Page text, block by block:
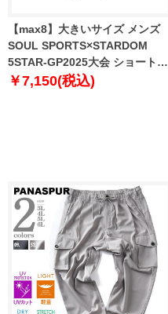
【max8】大きいサイズ メンズ
SOUL SPORTS×STARDOM
5STAR-GP2025大会 ショートパ
ンツ ブラック 1274-5248-1 3L
￥7,150(税込)